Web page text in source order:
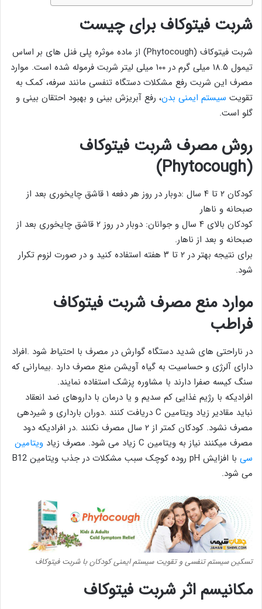
شربت فیتوکاف برای چیست
شربت فیتوکاف (Phytocough) از ماده موثره پلی فنل های بر اساس
تیمول ۱۸.۵ میلی گرم در ۱۰۰ میلی لیتر شربت فرموله شده است. موارد
مصرف این شربت رفع مشکلات دستگاه تنفسی مانند سرفه، کمک به
تقویت سیستم ایمنی بدن، رفع آبریزش بینی و بهبود احتقان بینی و
گلو است.
روش مصرف شربت فیتوکاف
(
Phytocough
)
کودکان ۲ تا ۴ سال :دوبار در روز هر دفعه ۱ قاشق چایخوری بعد از
صبحانه و ناهار
کودکان بالای ۴ سال و جوانان: دوبار در روز ۲ قاشق چایخوری بعد از
صبحانه و بعد از ناهار.
برای نتیجه بهتر در ۲ تا ۳ هفته استفاده کنید و در صورت لزوم تکرار
شود.
موارد منع مصرف شربت فیتوکاف
فراطب
در ناراحتی های شدید دستگاه گوارش در مصرف با احتیاط شود .افراد
دارای آلرژی و حساسیت به گیاه آویشن منع مصرف دارد .بیمارانی که
سنگ کیسه صفرا دارند با مشاوره پزشک استفاده نمایند.
افرادیکه با رژیم غذایی کم سدیم و یا درمان با داروهای ضد انعقاد
نباید مقادیر زیاد ویتامین C دریافت کنند .دوران بارداری و شیردهی
مصرف نشود. کودکان کمتر از ۲ سال مصرف نکنند .در افرادیکه دود
مصرف میکنند نیاز به ویتامین C زیاد می شود. مصرف زیاد
ویتامین
سی
با افزایش pH روده کوچک سبب مشکلات در جذب ویتامین B12
می شود.
تسکین سیستم تنفسی و تقویت سیستم ایمنی کودکان با شربت فیتوکاف
مکانیسم اثر شربت فیتوکاف